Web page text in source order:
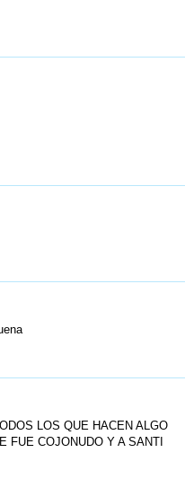
LOS QUE HACEN ALGO
FUE COJONUDO Y A SANTI